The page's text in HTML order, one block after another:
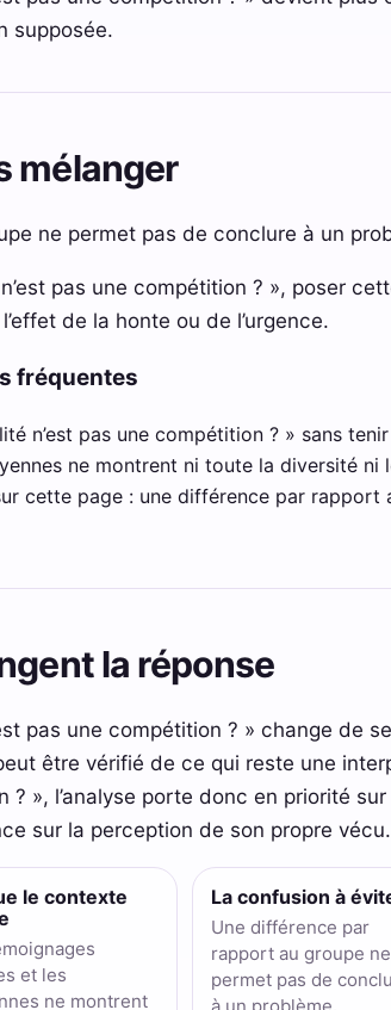
supposée.
mélanger
ne permet pas de conclure à un
pas une compétition ? », poser
de la honte ou de l’urgence.
fréquentes
n’est pas une compétition ? » sans
ne montrent ni toute la diversité ni
cette page : une différence par rapport
la réponse
pas une compétition ? » change de
être vérifié de ce qui reste une
? », l’analyse porte donc en priorité
sur la perception de son propre vécu.
le contexte
et les
ne montrent
La confusion à
Une différence par
rapport au groupe ne
permet pas de